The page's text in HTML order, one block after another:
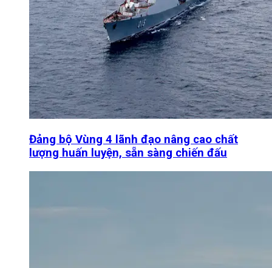
Đảng bộ Vùng 4 lãnh đạo nâng cao chất
lượng huấn luyện, sẵn sàng chiến đấu